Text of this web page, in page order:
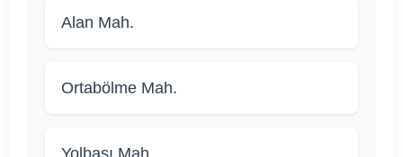
Alan Mah.
Ortabölme Mah.
Yolbaşı Mah.